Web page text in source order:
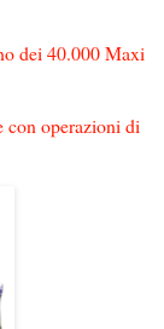
dei 40.000 Maxi
con operazioni di